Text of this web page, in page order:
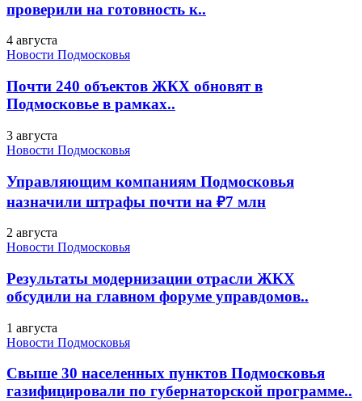
проверили на готовность к..
4 августа
Новости Подмосковья
Почти 240 объектов ЖКХ обновят в
Подмосковье в рамках..
3 августа
Новости Подмосковья
Управляющим компаниям Подмосковья
назначили штрафы почти на ₽7 млн
2 августа
Новости Подмосковья
Результаты модернизации отрасли ЖКХ
обсудили на главном форуме управдомов..
1 августа
Новости Подмосковья
Свыше 30 населенных пунктов Подмосковья
газифицировали по губернаторской программе..